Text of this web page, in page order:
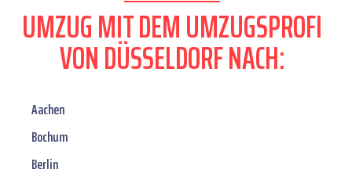
UMZUG MIT DEM UMZUGSPROFI
VON DÜSSELDORF NACH:
Aachen
Bochum
Berlin